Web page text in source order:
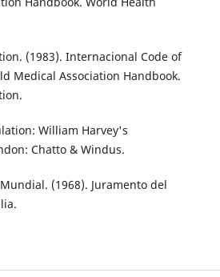
(1983). Internacional Code of
Medical Association Handbook.
William Harvey's
Chatto & Windus.
(1968). Juramento del